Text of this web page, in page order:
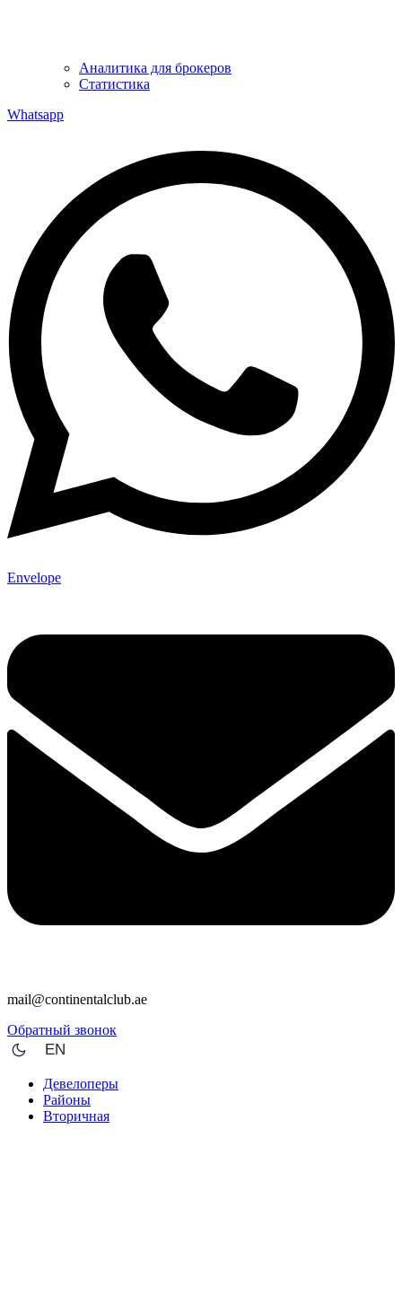
Аналитика для брокеров
Статистика
Whatsapp
Envelope
mail@continentalclub.ae
Обратный звонок
EN
Девелоперы
Районы
Вторичная